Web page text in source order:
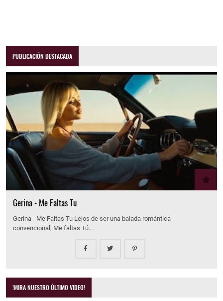
PUBLICACIÓN DESTACADA
Gerina - Me Faltas Tu
Gerina - Me Faltas Tu Lejos de ser una balada romántica
convencional, Me faltas Tú…
!MIRA NUESTRO ÚLTIMO VIDEO!